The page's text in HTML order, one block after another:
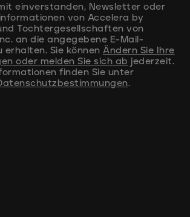
einverstanden, Newsletter oder
von Accelera by
Tochtergesellschaften von
an die angegebene E-Mail-
erhalten. Sie können Ändern Sie Ihre
oder melden Sie sich ab jederzeit.
finden Sie unter
.